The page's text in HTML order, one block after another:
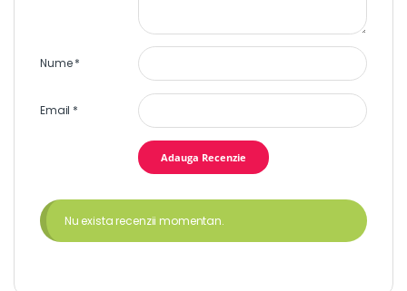
Nume*
Email *
Nu exista recenzii momentan.